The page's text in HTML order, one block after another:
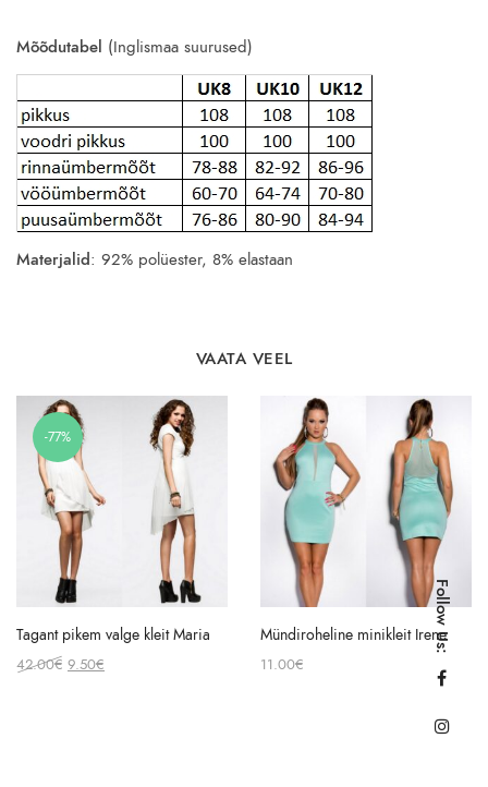
Mõõdutabel (Inglismaa suurused)
Materjalid: 92% polüester, 8% elastaan
VAATA VEEL
-77%
Tagant pikem valge kleit Maria
42.00€ Original
9.50€
Mündiroheline minikleit Irene
11.00€
Follow Us: